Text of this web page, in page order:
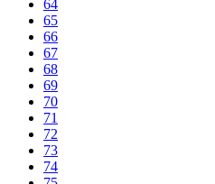
64
65
66
67
68
69
70
71
72
73
74